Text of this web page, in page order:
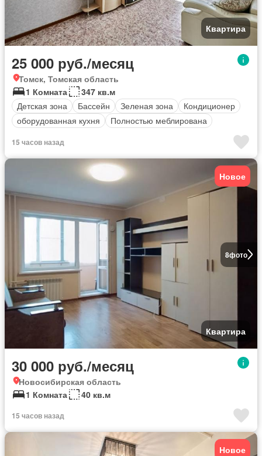
Квартира
25 000 руб./месяц
Томск, Томская область
1 Комната
347 кв.м
Детская зона
Бассейн Зеленая зона
Кондиционер
оборудованная кухня
Полностью меблирована
15 часов назад
8фото
Новое
Квартира
30 000 руб./месяц
Новосибирская область
1 Комната
40 кв.м
15 часов назад
Новое